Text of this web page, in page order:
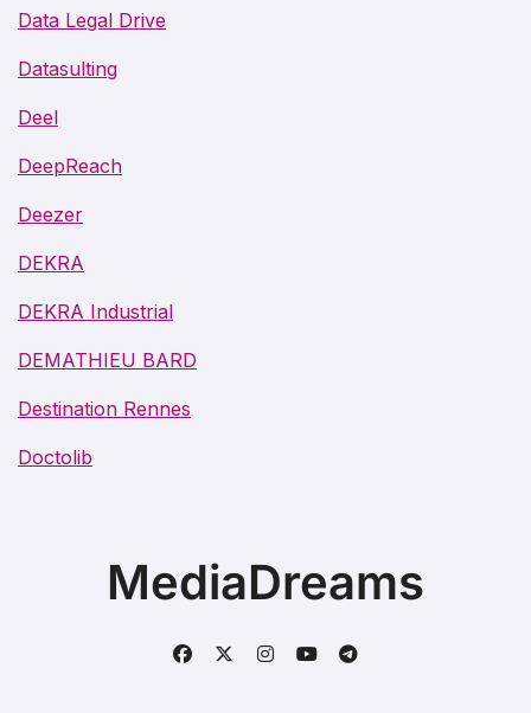
Data Legal Drive
Datasulting
Deel
DeepReach
Deezer
DEKRA
DEKRA Industrial
DEMATHIEU BARD
Destination Rennes
Doctolib
MediaDreams